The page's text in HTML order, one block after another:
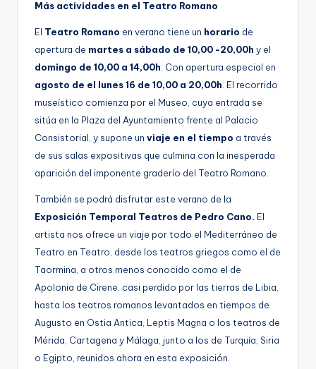
Más actividades en el Teatro Romano
El Teatro Romano en verano tiene un horario de
apertura de martes a sábado de 10,00 -20,00h y el
domingo de 10,00 a 14,00h. Con apertura especial en
agosto de el lunes 16 de 10,00 a 20,00h. El recorrido
museístico comienza por el Museo, cuya entrada se
sitúa en la Plaza del Ayuntamiento frente al Palacio
Consistorial, y supone un viaje en el tiempo a través
de sus salas expositivas que culmina con la inesperada
aparición del imponente graderío del Teatro Romano.
También se podrá disfrutar este verano de la
Exposición Temporal Teatros de Pedro Cano. El
artista nos ofrece un viaje por todo el Mediterráneo de
Teatro en Teatro, desde los teatros griegos como el de
Taormina, a otros menos conocido como el de
Apolonia de Cirene, casi perdido por las tierras de Libia,
hasta los teatros romanos levantados en tiempos de
Augusto en Ostia Antica, Leptis Magna o los teatros de
Mérida, Cartagena y Málaga, junto a los de Turquía, Siria
o Egipto, reunidos ahora en esta exposición.